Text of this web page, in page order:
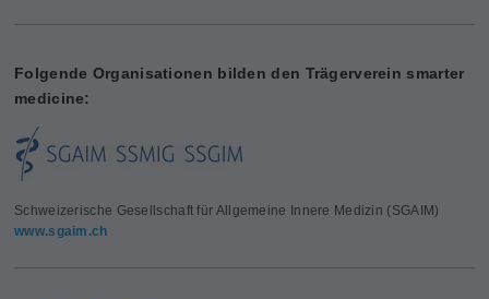
Folgende Organisationen bilden den Trägerverein smarter
medicine:
Schweizerische Gesellschaft für Allgemeine Innere Medizin (SGAIM)
www.sgaim.ch